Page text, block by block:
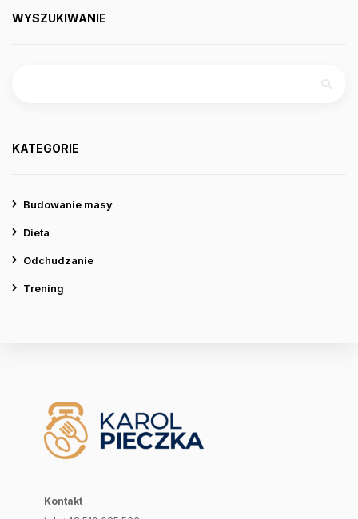
WYSZUKIWANIE
KATEGORIE
Budowanie masy
Dieta
Odchudzanie
Trening
Kontakt